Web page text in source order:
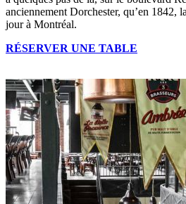
anciennement Dorchester, qu’en 1842,
jour à Montréal.
RÉSERVER UNE TABLE